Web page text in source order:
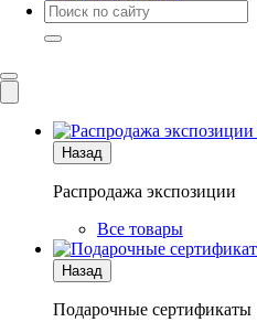
Назад
Распродажа экспозиции
Все товары
Назад
Подарочные сертификаты